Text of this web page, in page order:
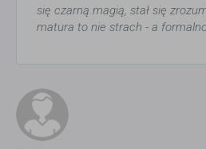
się czarną magią, stał się
matura to nie strach - a